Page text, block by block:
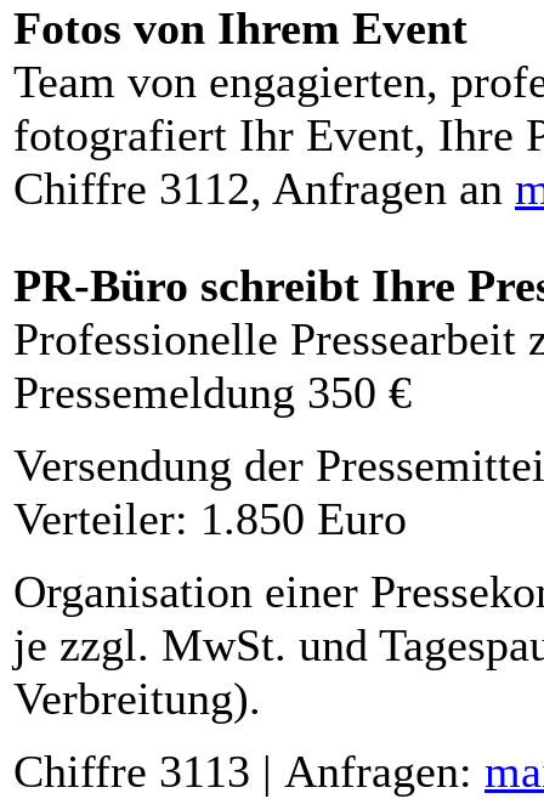
Fotos von Ihrem Event
Team von engagierten,
fotografiert Ihr Event, Ihre
Chiffre 3112, Anfragen an
PR-Büro schreibt Ihre
Professionelle Pressearbeit
Pressemeldung 350 €
Versendung der
Verteiler: 1.850 Euro
Organisation einer
je zzgl. MwSt. und
Verbreitung).
Chiffre 3113 | Anfragen: